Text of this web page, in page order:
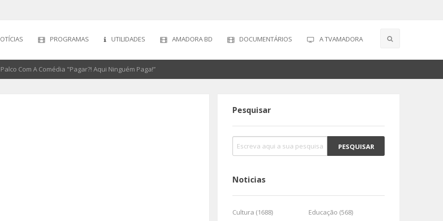
PROGRAMAS UTILIDADES AMADORA BD DOCUMENTÁRIOS A TVAMADORA
Com A Comédia "Pagar?! Aqui Ninguém Paga!”
Pesquisar
Noticias
Cultura (1688)
Educação (568)